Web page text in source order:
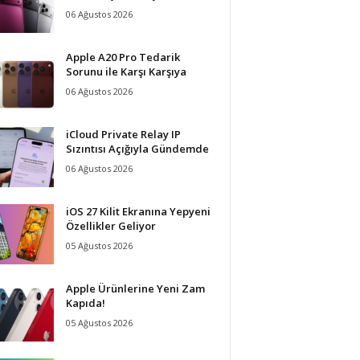
06 Ağustos 2026
Apple A20 Pro Tedarik
Sorunu ile Karşı Karşıya
06 Ağustos 2026
iCloud Private Relay IP
Sızıntısı Açığıyla Gündemde
06 Ağustos 2026
iOS 27 Kilit Ekranına Yepyeni
Özellikler Geliyor
05 Ağustos 2026
Apple Ürünlerine Yeni Zam
Kapıda!
05 Ağustos 2026